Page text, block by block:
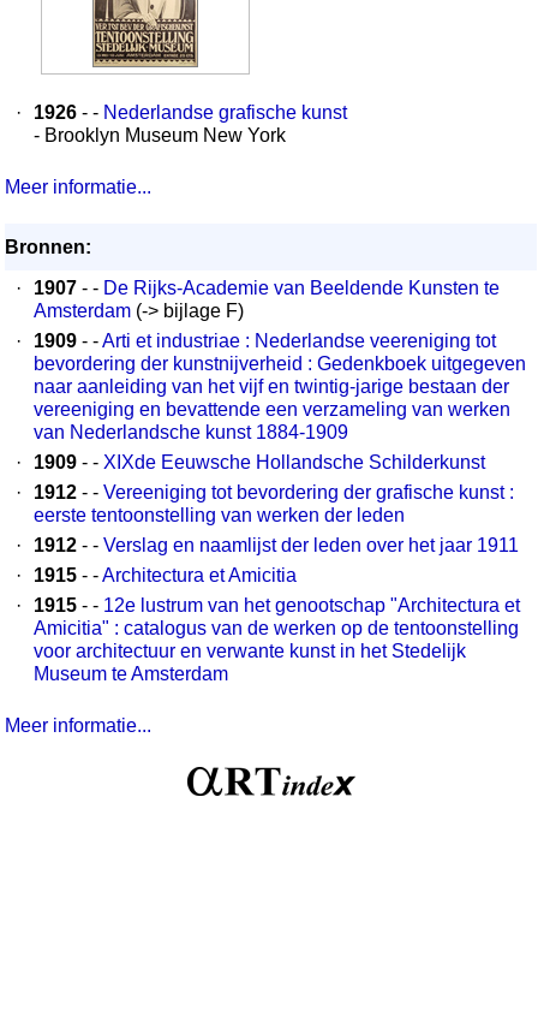
· 1926 - - Nederlandse grafische kunst
- Brooklyn Museum New York
Meer informatie...
Bronnen:
·
1907 - - De Rijks-Academie van Beeldende Kunsten te
Amsterdam (-> bijlage F)
·
1909 - -Arti et industriae : Nederlandse veereniging tot
bevordering der kunstnijverheid : Gedenkboek uitgegeven
naar aanleiding van het vijf en twintig-jarige bestaan der
vereeniging en bevattende een verzameling van werken
van Nederlandsche kunst 1884-1909
·
1909 - - XIXde Eeuwsche Hollandsche Schilderkunst
·
1912 - - Vereeniging tot bevordering der grafische kunst :
eerste tentoonstelling van werken der leden
·
1912 - - Verslag en naamlijst der leden over het jaar 1911
·
1915 - -Architectura et Amicitia
·
1915 - - 12e lustrum van het genootschap "Architectura et
Amicitia" : catalogus van de werken op de tentoonstelling
voor architectuur en verwante kunst in het Stedelijk
Museum te Amsterdam
Meer informatie...